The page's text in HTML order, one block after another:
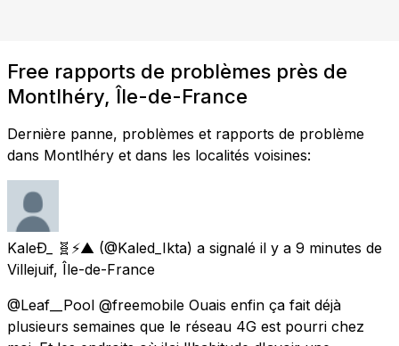
Free rapports de problèmes près de
Montlhéry, Île-de-France
Dernière panne, problèmes et rapports de problème
dans Montlhéry et dans les localités voisines:
KaleÐ_ 🧬⚡▲ (@Kaled_Ikta) a signalé il y a 9 minutes de
Villejuif, Île-de-France
@Leaf__Pool @freemobile Ouais enfin ça fait déjà
plusieurs semaines que le réseau 4G est pourri chez